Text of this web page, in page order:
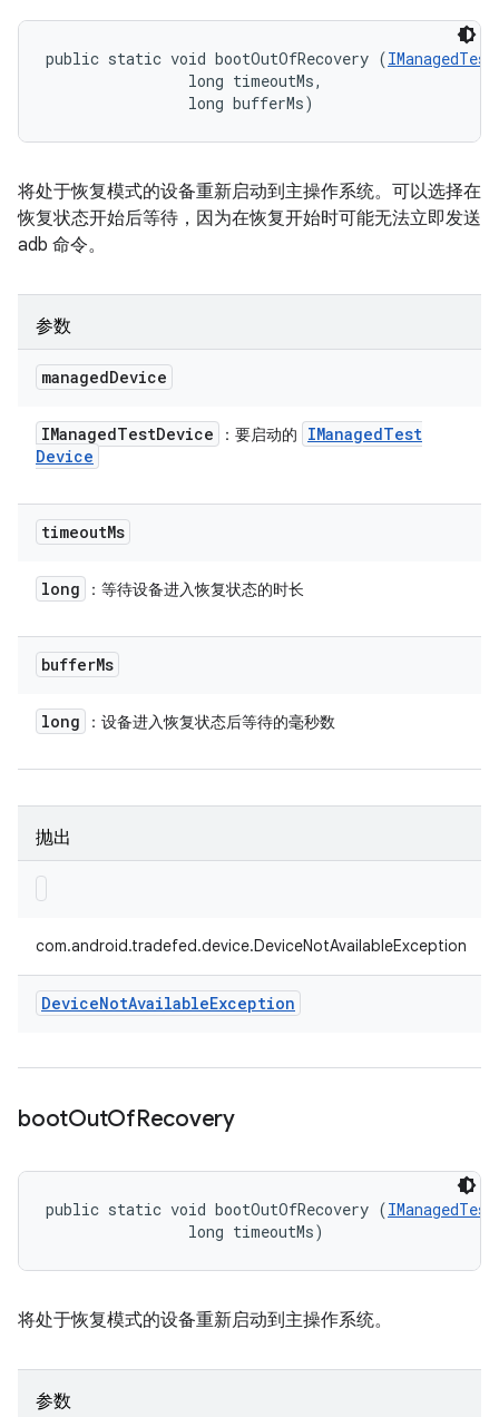
public static void bootOutOfRecovery (
                long timeoutMs,
                long bufferMs)
将处于恢复模式的设备重新启动到主操作系统。可以选择在
恢复状态开始后等待，因为在恢复开始时可能无法立即发送
adb 命令。
参数
managedDevice
IManagedTestDevice ：要启动的 IManagedTest
Device
timeoutMs
long ：等待设备进入恢复状态的时长
bufferMs
long ：设备进入恢复状态后等待的毫秒数
抛出
com.android.tradefed.device.DeviceNotAvailableException
DeviceNotAvailableException
bootOutOfRecovery
public static void bootOutOfRecovery (
                long timeoutMs)
将处于恢复模式的设备重新启动到主操作系统。
参数